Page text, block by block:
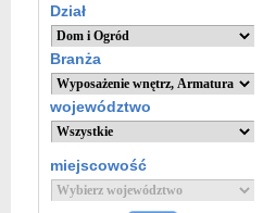
Dział
Branża
województwo
miejscowość